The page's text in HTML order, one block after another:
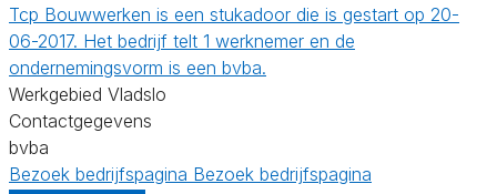
Tcp Bouwwerken is een stukadoor die is gestart op 20-
06-2017. Het bedrijf telt 1 werknemer en de
ondernemingsvorm is een bvba.
Werkgebied Vladslo
Contactgegevens
bvba
Bezoek bedrijfspagina Bezoek bedrijfspagina